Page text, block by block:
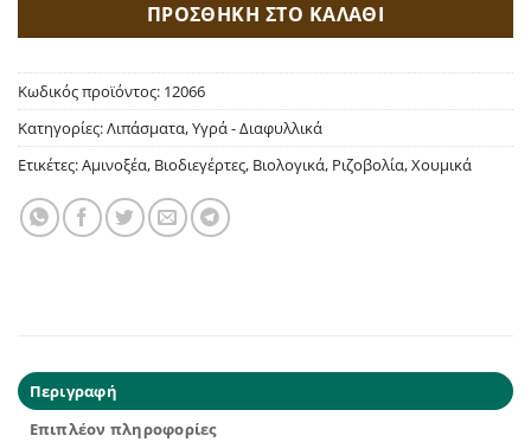
ΠΡΟΣΘΗΚΗ ΣΤΟ ΚΑΛΑΘΙ
Κωδικός προϊόντος: 12066
Κατηγορίες:Λιπάσματα,Υγρά - Διαφυλλικά
Ετικέτες:Αμινοξέα, Βιοδιεγέρτες, Βιολογικά, Ριζοβολία,Χουμικά
Περιγραφή
Επιπλέον πληροφορίες